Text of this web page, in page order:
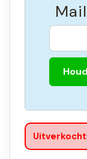
Uitverkocht